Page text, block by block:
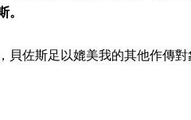
。
貝佐斯足以媲美我的其他作傳對